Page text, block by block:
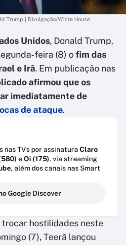
Trump | Divulgação/White House
Unidos, Donald Trump,
feira (8) ofim das
e Irã. Em publicação nas
afirmou que os
imediatamente de
de ataque.
nas TVs por assinatura Claro
eOi (175), via streaming
, além dos canais nas Smart
Google Discover
trocar hostilidades neste
(7), Teerã lançou